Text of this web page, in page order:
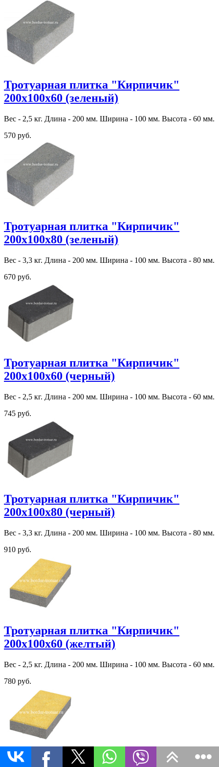
Тротуарная плитка "Кирпичик"
200х100х60 (зеленый)
Вес - 2,5 кг. Длина - 200 мм. Ширина - 100 мм. Высота - 60 мм.
570 руб.
Тротуарная плитка "Кирпичик"
200х100х80 (зеленый)
Вес - 3,3 кг. Длина - 200 мм. Ширина - 100 мм. Высота - 80 мм.
670 руб.
Тротуарная плитка "Кирпичик"
200х100х60 (черный)
Вес - 2,5 кг. Длина - 200 мм. Ширина - 100 мм. Высота - 60 мм.
745 руб.
Тротуарная плитка "Кирпичик"
200х100х80 (черный)
Вес - 3,3 кг. Длина - 200 мм. Ширина - 100 мм. Высота - 80 мм.
910 руб.
Тротуарная плитка "Кирпичик"
200х100х60 (желтый)
Вес - 2,5 кг. Длина - 200 мм. Ширина - 100 мм. Высота - 60 мм.
780 руб.
Тротуарная плитка "Кирпичик"